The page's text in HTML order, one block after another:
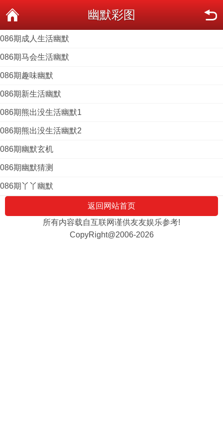
幽默彩图
086期成人生活幽默
086期马会生活幽默
086期趣味幽默
086期新生活幽默
086期熊出没生活幽默1
086期熊出没生活幽默2
086期幽默玄机
086期幽默猜测
086期丫丫幽默
返回网站首页
所有内容载自互联网谨供友友娱乐参考!
CopyRight@2006-2026